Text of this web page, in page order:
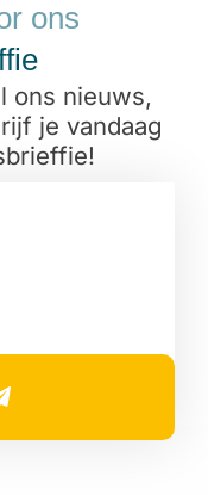
ons
ons nieuws,
je vandaag